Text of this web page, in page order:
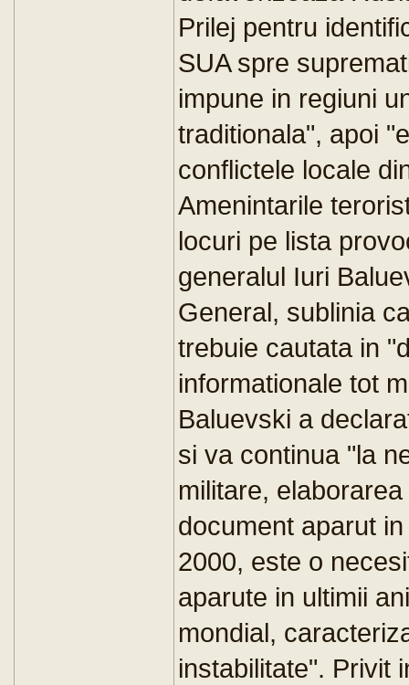
Prilej pentru
SUA spre
impune in regiuni
traditionala", apoi
conflictele locale
Amenintarile
locuri pe lista
generalul Iuri
General, sublinia
trebuie cautata in
informationale tot
Baluevski a
si va continua "la
militare,
document aparut
2000, este o
aparute in ultimii
mondial,
instabilitate". Privit